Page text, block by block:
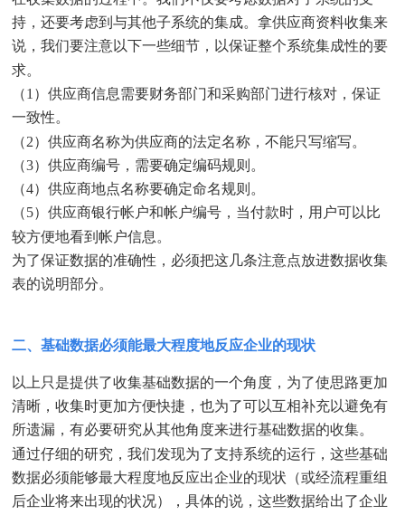
持，还要考虑到与其他子系统的集成。拿供应商资料收集来
说，我们要注意以下一些细节，以保证整个系统集成性的要
求。
（1）供应商信息需要财务部门和采购部门进行核对，保证
一致性。
（2）供应商名称为供应商的法定名称，不能只写缩写。
（3）供应商编号，需要确定编码规则。
（4）供应商地点名称要确定命名规则。
（5）供应商银行帐户和帐户编号，当付款时，用户可以比
较方便地看到帐户信息。
为了保证数据的准确性，必须把这几条注意点放进数据收集
表的说明部分。
二、基础数据必须能最大程度地反应企业的现状
以上只是提供了收集基础数据的一个角度，为了使思路更加
清晰，收集时更加方便快捷，也为了可以互相补充以避免有
所遗漏，有必要研究从其他角度来进行基础数据的收集。
通过仔细的研究，我们发现为了支持系统的运行，这些基础
数据必须能够最大程度地反应出企业的现状（或经流程重组
后企业将来出现的状况），具体的说，这些数据给出了企业